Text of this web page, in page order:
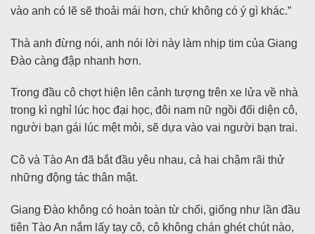
vào anh có lẽ sẽ thoải mái hơn, chứ không có ý gì khác.”
Thà anh đừng nói, anh nói lời này làm nhịp tim của Giang
Đào càng đập nhanh hơn.
Trong đầu cô chợt hiện lên cảnh tượng trên xe lửa về nhà
trong kì nghỉ lúc học đại học, đôi nam nữ ngồi đối diện cô,
người bạn gái lúc mệt mỏi, sẽ dựa vào vai người bạn trai.
Cô và Tào An đã bắt đầu yêu nhau, cả hai chậm rãi thử
những động tác thân mật.
Giang Đào không có hoàn toàn từ chối, giống như lần đầu
tiên Tào An nắm lấy tay cô, cô không chán ghét chút nào,